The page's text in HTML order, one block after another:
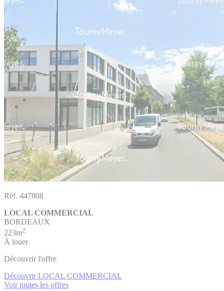
Réf. 447808
LOCAL COMMERCIAL
BORDEAUX
223m2
À louer
Découvrir l'offre
Découvrir LOCAL COMMERCIAL
Voir toutes les offres